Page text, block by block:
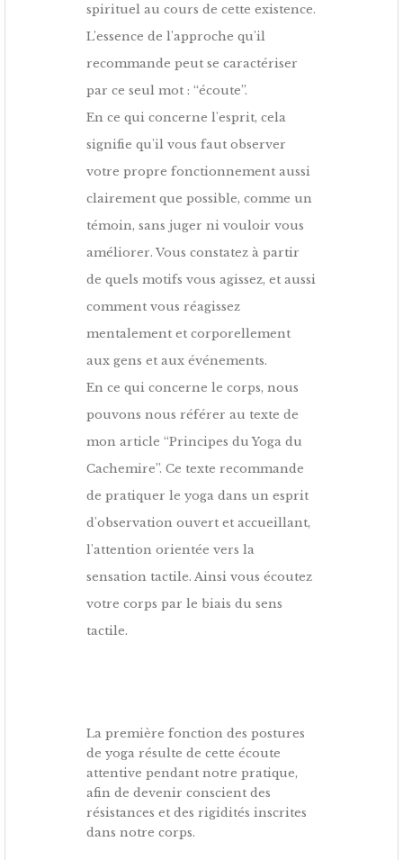
spirituel au cours de cette existence.
L'essence de l'approche qu'il
recommande peut se caractériser
par ce seul mot : “écoute”.
En ce qui concerne l'esprit, cela
signifie qu'il vous faut observer
votre propre fonctionnement aussi
clairement que possible, comme un
témoin, sans juger ni vouloir vous
améliorer. Vous constatez à partir
de quels motifs vous agissez, et aussi
comment vous réagissez
mentalement et corporellement
aux gens et aux événements.
En ce qui concerne le corps, nous
pouvons nous référer au texte de
mon article “Principes du Yoga du
Cachemire”. Ce texte recommande
de pratiquer le yoga dans un esprit
d'observation ouvert et accueillant,
l'attention orientée vers la
sensation tactile. Ainsi vous écoutez
votre corps par le biais du sens
tactile.
La première fonction des postures
de yoga résulte de cette écoute
attentive pendant notre pratique,
afin de devenir conscient des
résistances et des rigidités inscrites
dans notre corps.